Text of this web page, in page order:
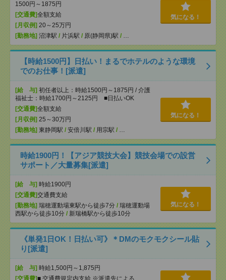
1500円～1875円
[交通費]全額支給
[月収例] 20～25万円
[勤務地] 沼津駅 / 片浜駅 / 原(静岡県)駅 / …
気になる！
【時給1500円】日払い！まるでホテルのような環境
でのお仕事！[派遣]
[給 与] 初任者以上：時給1500円～1875円 / 介護
福祉士：時給1700円～2125円 ■日払いOK
[交通費]全額支給
[月収例] 25～30万円
[勤務地] 東静岡駅 / 安倍川駅 / 用宗駅 / …
気になる！
時給1900円！【アジア競技大会】競技会場での設営
サポート／大量募集[派遣]
[給 与] 時給1900円
[交通費]交通費支給
[勤務地] 瑞穂運動場東駅から徒歩7分 / 瑞穂運動場
西駅から徒歩10分 / 新瑞橋駅から徒歩10分
気になる！
《単発1日OK！日払い可》＊DMのモクモクシール貼
り[派遣]
[給 与] 時給1,500円～1,875円
[交通費]■ 交通費規定内支給 ※派遣先による